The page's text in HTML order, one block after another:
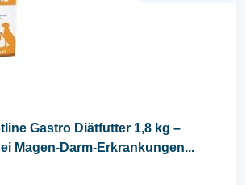
Gastro Diätfutter 1,8 kg –
Magen-Darm-Erkrankungen...